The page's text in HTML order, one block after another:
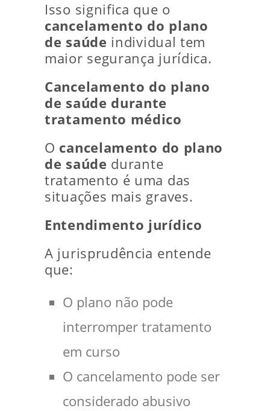
Isso significa que o
cancelamento do plano
de saúde individual tem
maior segurança jurídica.
Cancelamento do plano
de saúde durante
tratamento médico
O cancelamento do plano
de saúde durante
tratamento é uma das
situações mais graves.
Entendimento jurídico
A jurisprudência entende
que:
O plano não pode
interromper tratamento
em curso
O cancelamento pode ser
considerado abusivo